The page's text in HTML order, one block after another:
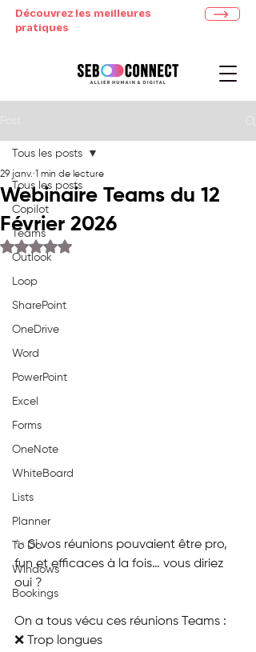
Découvrez les meilleures
pratiques
Tous les posts
Copilot
Teams
Outlook
Loop
SharePoint
OneDrive
Word
PowerPoint
Excel
Forms
OneNote
WhiteBoard
Lists
Planner
To Do
Windows
Bookings
Tous les posts
Webinaire Teams du 12
Février 2026
29 janv. 1 min de lecture
Noté NaN étoiles sur 5.
✨ Si vos réunions pouvaient être pro,
fun et efficaces à la fois… vous diriez
oui ?
On a tous vécu ces réunions Teams :
❌ Trop longues